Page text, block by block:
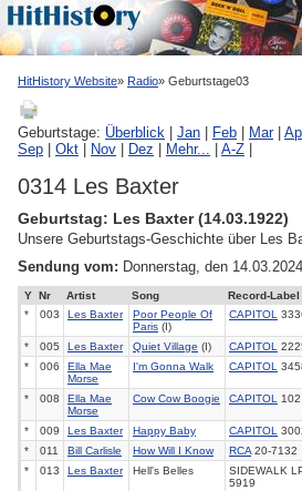
HitHistory Website Radio Geburtstage03
Geburtstage: Überblick Jan Feb Mar|
Sep
Okt Nov Dez Mehr... A-Z
0314 Les Baxter
Geburtstag: Les Baxter (14.03.1922)
Unsere Geburtstags-Geschichte über Les
Sendung vom: Donnerstag, den
Y Nr Artist Song Record-Label
*
003 Les Baxter
Poor People Of
Paris (I)
CAPITOL
* 005 Les Baxter Quiet Village (I) CAPITOL
*
006
Ella Mae
Morse
I'm Gonna Walk CAPITOL
* 008
Ella Mae
Morse
Cow Cow Boogie CAPITOL 102
* 009 Les Baxter Happy Baby CAPITOL
*
011 Bill Carlisle How Will I Know RCA20-7132
*
013 Les Baxter Hell's Belles
SIDEWALK
5919